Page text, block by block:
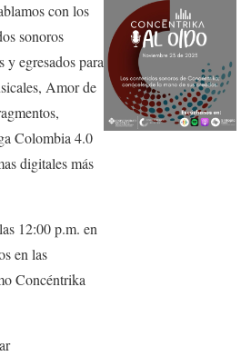
con los
sonoros
y egresados para
Amor de
Colombia 4.0
digitales más
12:00 p.m. en
en las
Concéntrika